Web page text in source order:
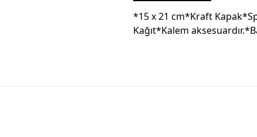
*15 x 21 cm*Kraft
Kağıt*Kalem